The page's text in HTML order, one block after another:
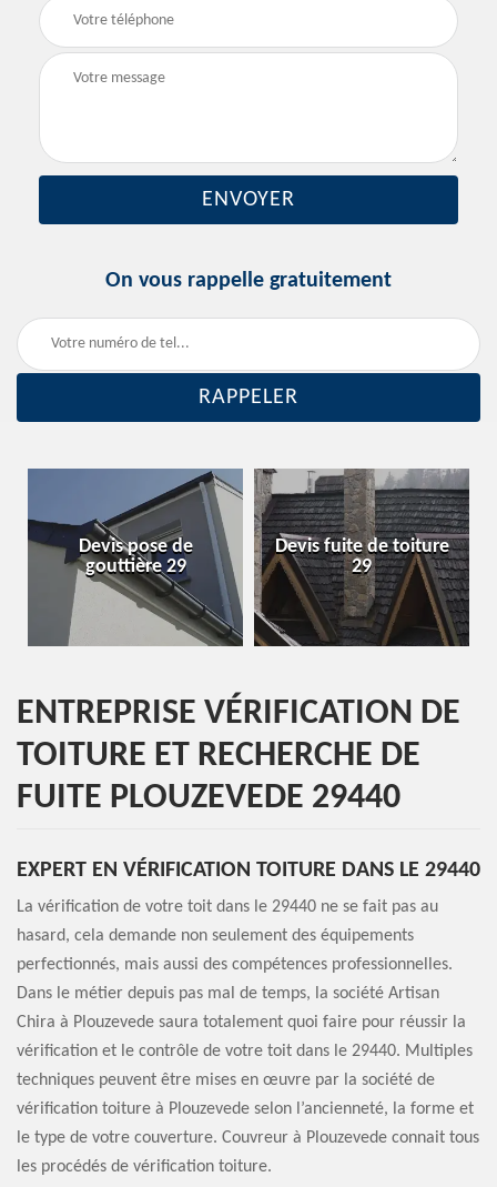
On vous rappelle gratuitement
pose de
29
Devis fuite de toiture
29
ENTREPRISE VÉRIFICATION DE
TOITURE ET RECHERCHE DE
FUITE PLOUZEVEDE 29440
EXPERT EN VÉRIFICATION TOITURE DANS LE 29440
La vérification de votre toit dans le 29440 ne se fait pas au
hasard, cela demande non seulement des équipements
perfectionnés, mais aussi des compétences professionnelles.
Dans le métier depuis pas mal de temps, la société Artisan
Chira à Plouzevede saura totalement quoi faire pour réussir la
vérification et le contrôle de votre toit dans le 29440. Multiples
techniques peuvent être mises en œuvre par la société de
vérification toiture à Plouzevede selon l’ancienneté, la forme et
le type de votre couverture. Couvreur à Plouzevede connait tous
les procédés de vérification toiture.